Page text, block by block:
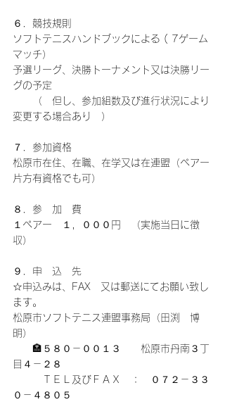
６．競技規則
ソフトテニスハンドブックによる ( 7ゲーム
マッチ）
予選リーグ、決勝トーナメント又は決勝リー
グの予定
（　但し、参加組数及び進行状況により
変更する場合あり　）
７．参加資格
松原市在住、在職、在学又は在連盟（ペアー
片方有資格でも可）
８．参　加　費
１ペアー　１，０００円　（実施当日に徴
収）
９．申　込　先
☆申込みは、FAX　又は郵送にてお願い致し
ます。
松原市ソフトテニス連盟事務局（田渕　博
明）
🏣５８０－００１３　　松原市丹南３丁
目４－２８
ＴＥＬ及びＦＡＸ　：　０７２－３３
０－４８０５